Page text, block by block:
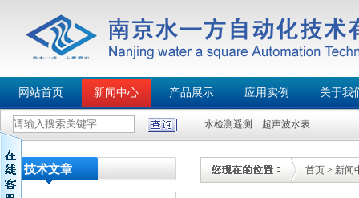
网站首页 新闻中心 产品展示 应用实例 关于我
水检测遥测 超声波水表
技术文章 首页 > 新闻